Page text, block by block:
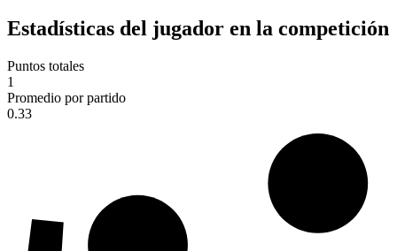
Estadísticas del jugador en la competición
Puntos totales
1
Promedio por partido
0.33